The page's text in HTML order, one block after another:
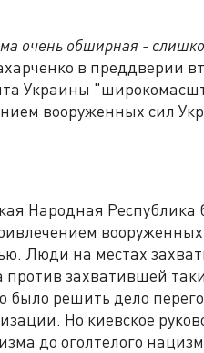
очень обширная -
в преддверии
Украины
вооруженных сил
Народная Республика
Люди на местах
захватившей
решить дело
Но киевское
до оголтелого